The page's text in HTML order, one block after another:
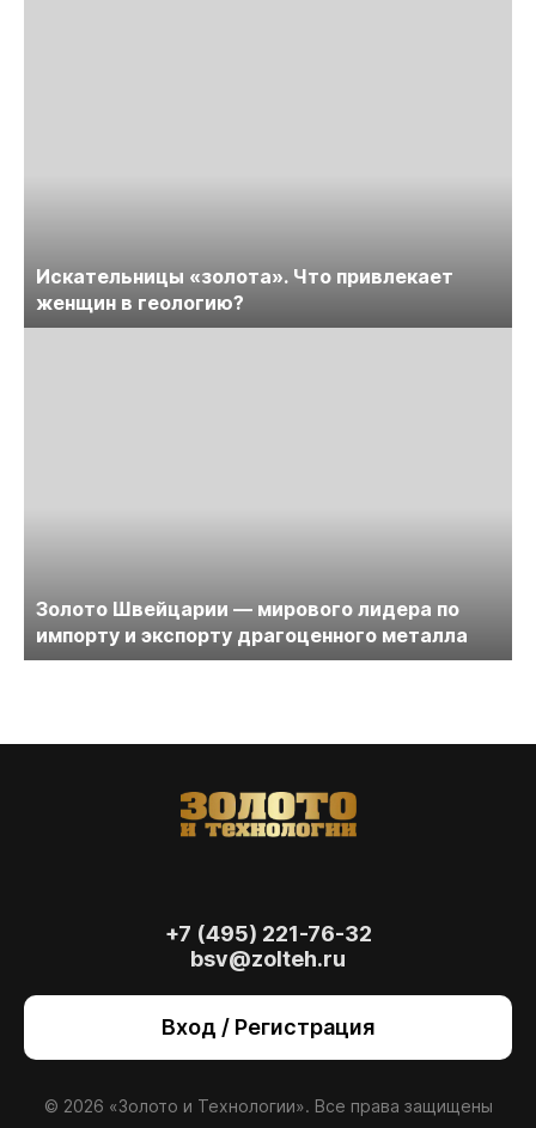
Искательницы «золота». Что привлекает
женщин в геологию?
Золото Швейцарии — мирового лидера по
импорту и экспорту драгоценного металла
+7 (495) 221-76-32
bsv@zolteh.ru
Вход / Регистрация
© 2026 «Золото и Технологии». Все права защищены
также для анализа сайта и улучшения
сайт, вы даете согласиена использование